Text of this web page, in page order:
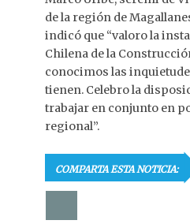
de la región de
indicó que “valoro la
Chilena de la
conocimos las
tienen. Celebro la
trabajar en conjunto en
regional”.
COMPARTA ESTA NOTICIA: